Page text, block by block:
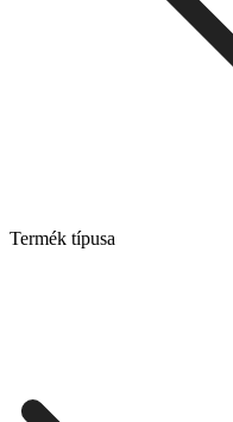
Termék típusa